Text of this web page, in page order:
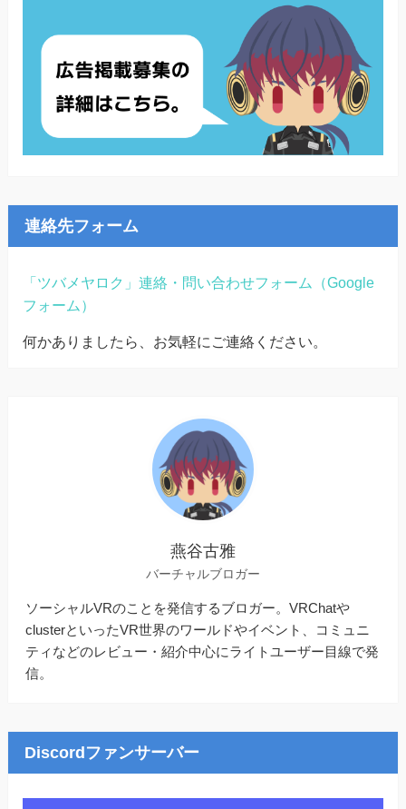
連絡先フォーム
「ツバメヤロク」連絡・問い合わせフォーム（Google
フォーム）
何かありましたら、お気軽にご連絡ください。
燕谷古雅
バーチャルブロガー
ソーシャルVRのことを発信するブロガー。VRChatや
clusterといったVR世界のワールドやイベント、コミュニ
ティなどのレビュー・紹介中心にライトユーザー目線で発
信。
Discordファンサーバー